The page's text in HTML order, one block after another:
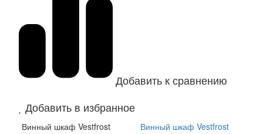
Добавить к сравнению
Добавить в избранное
Винный шкаф Vestfrost
Винный шкаф Vestfrost